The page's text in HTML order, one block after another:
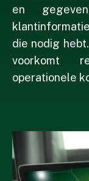
en
die nodig
voorkomt
operationele